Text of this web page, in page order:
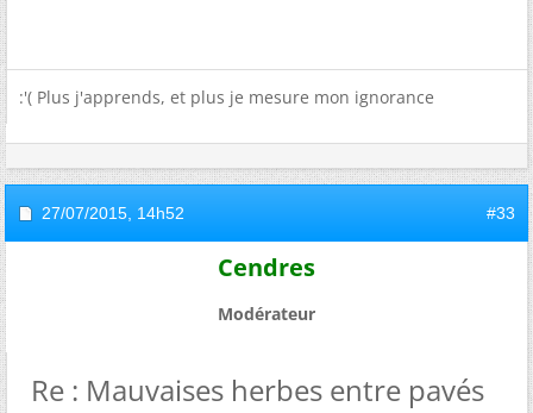
:'( Plus j'apprends, et plus je mesure mon ignorance
27/07/2015, 14h52 #33
Cendres
Modérateur
Re : Mauvaises herbes entre pavés